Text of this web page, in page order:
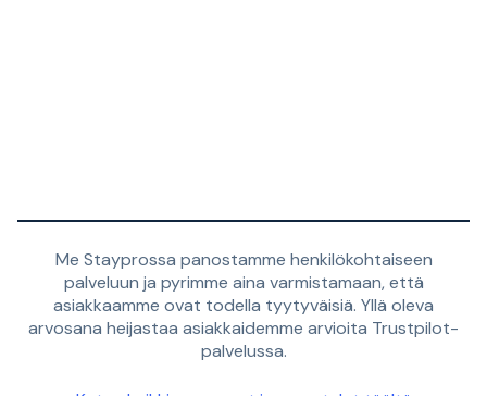
Me Stayprossa panostamme henkilökohtaiseen
palveluun ja pyrimme aina varmistamaan, että
asiakkaamme ovat todella tyytyväisiä. Yllä oleva
arvosana heijastaa asiakkaidemme arvioita Trustpilot-
palvelussa.